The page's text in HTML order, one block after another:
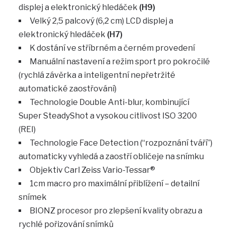
displej a elektronický hledáček (H9)
Velký 2,5 palcový (6,2 cm) LCD displej a
elektronický hledáček (H7)
K dostání ve stříbrném a černém provedení
Manuální nastavení a režim sport pro pokročilé
(rychlá závěrka a inteligentní nepřetržité
automatické zaostřování)
Technologie Double Anti-blur, kombinující
Super SteadyShot a vysokou citlivost ISO 3200
(REI)
Technologie Face Detection (“rozpoznání tváří”)
automaticky vyhledá a zaostří obličeje na snímku
Objektiv Carl Zeiss Vario-Tessar®
1cm macro pro maximální přiblížení – detailní
snímek
BIONZ procesor pro zlepšení kvality obrazu a
rychlé pořizování snímků